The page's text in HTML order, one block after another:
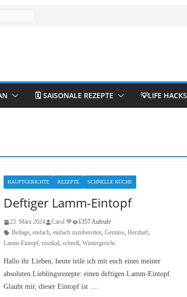
🗓️ SAISONALE REZEPTE 💡LIFE HACKS
HAUPTGERICHTE REZEPTE SCHNELLE KÜCHE
Deftiger Lamm-Eintopf
23. März 2024 Carol 💙
1357 Aufrufe
Beilage, einfach, einfach zuzubereiten, Gemüse, Herzhaft,
Lamm-Eintopf, rustikal, schnell, Wintergericht
Hallo ihr Lieben, heute teile ich mit euch eines meiner
absoluten Lieblingsrezepte: einen deftigen Lamm-Eintopf.
Glaubt mir, dieser Eintopf ist ….